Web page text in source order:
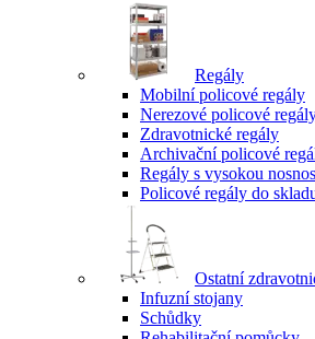
Regály
Mobilní policové regály
Nerezové policové
Zdravotnické regály
Archivační policové
Regály s vysokou
Policové regály do
Ostatní
Infuzní stojany
Schůdky